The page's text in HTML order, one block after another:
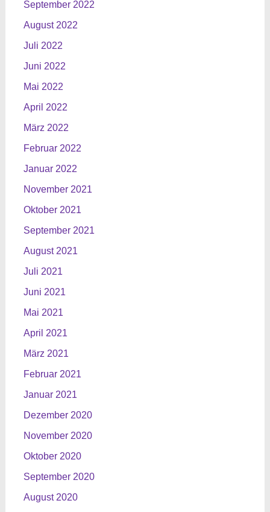
September 2022
August 2022
Juli 2022
Juni 2022
Mai 2022
April 2022
März 2022
Februar 2022
Januar 2022
November 2021
Oktober 2021
September 2021
August 2021
Juli 2021
Juni 2021
Mai 2021
April 2021
März 2021
Februar 2021
Januar 2021
Dezember 2020
November 2020
Oktober 2020
September 2020
August 2020